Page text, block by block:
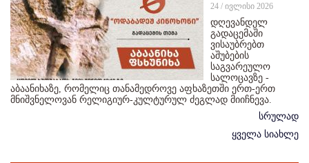
24 / ივლისი 2026
დღევანდელ
გადაცემაში
ვისაუბრებთ
აშუბების
საგვარეულო
სალოცავზე -
აბაანიხაზე, რომელიც თანამედროვე აფხაზეთში ერთ-ერთ
მნიშვნელოვან რელიგიურ-კულტურულ ძეგლად მიიჩნევა.
სრულად
ყველა სიახლე